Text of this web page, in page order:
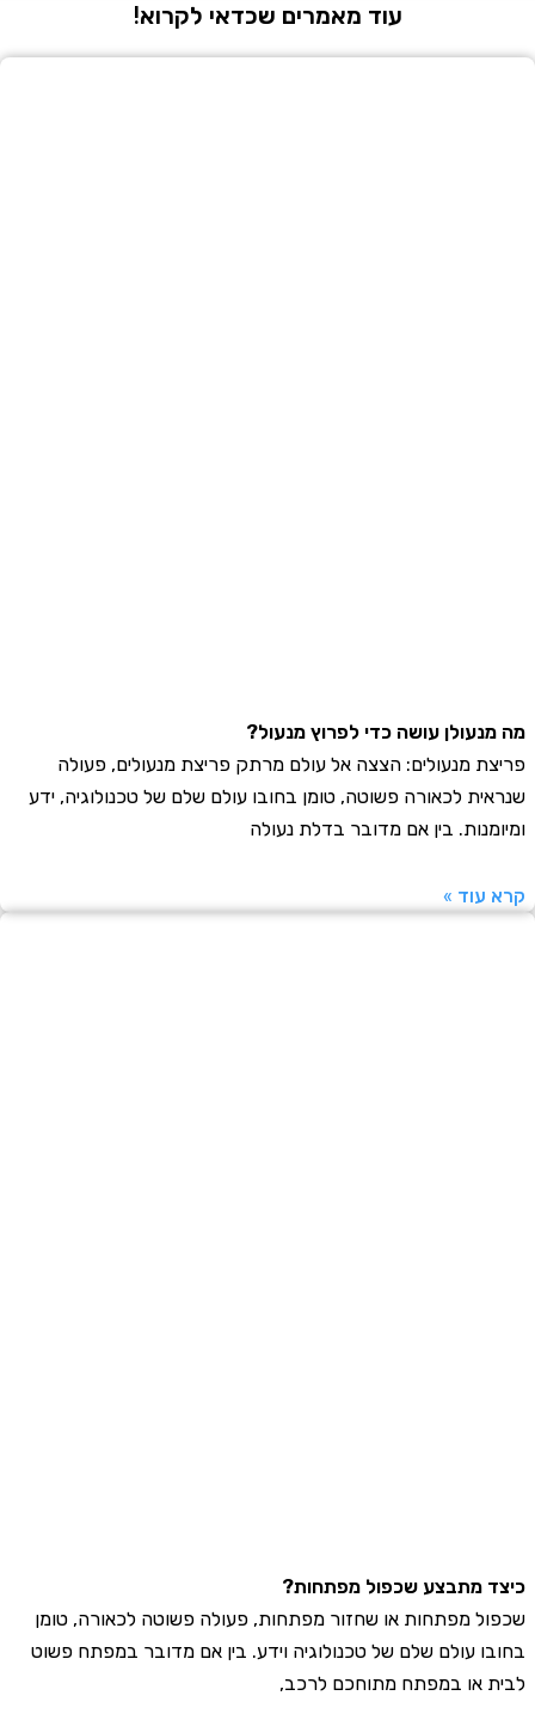
עוד מאמרים שכדאי לקרוא!
עושה כדי לפרוץ מנעול?
מנעולים: הצצה אל עולם מרתק פריצת מנעולים, פעולה
לכאורה פשוטה, טומן בחובו עולם שלם של טכנולוגיה, ידע
בין אם מדובר בדלת נעולה
»
מתבצע שכפול מפתחות?
מפתחות או שחזור מפתחות, פעולה פשוטה לכאורה, טומן
עולם שלם של טכנולוגיה וידע. בין אם מדובר במפתח פשוט
או במפתח מתוחכם לרכב,